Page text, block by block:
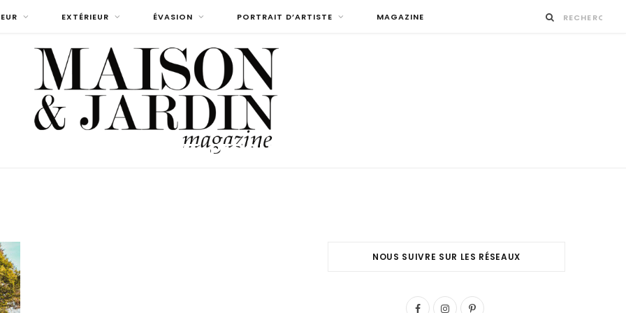
EXTÉRIEUR ÉVASION PORTRAIT D’ARTISTE MAGAZINE
CARREMENT-PERCHEE-02 COPIE
NOUS SUIVRE SUR LES RÉSEAUX
F
I
P